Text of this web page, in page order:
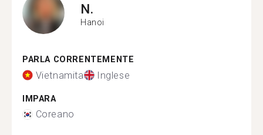
N.
Hanoi
PARLA CORRENTEMENTE
Vietnamita Inglese
IMPARA
Coreano